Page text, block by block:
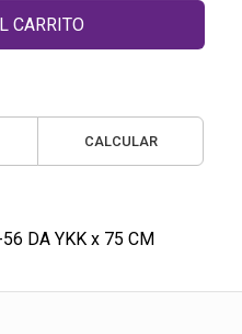
CARRITO
CALCULAR
DA YKK x 75 CM